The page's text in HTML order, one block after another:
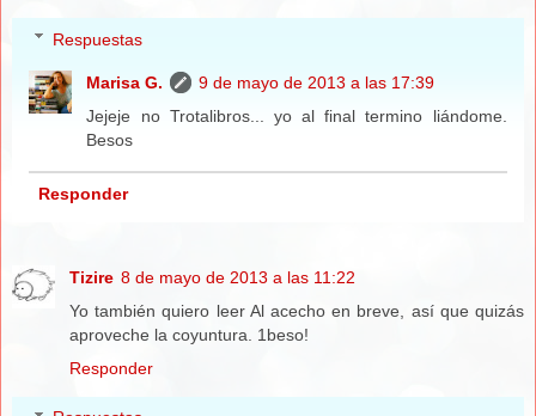
Respuestas
Marisa G.
9 de mayo de 2013 a las 17:39
Jejeje no Trotalibros... yo al final termino liándome.
Besos
Responder
Tizire 8 de mayo de 2013 a las 11:22
Yo también quiero leer Al acecho en breve, así que quizás
aproveche la coyuntura. 1beso!
Responder